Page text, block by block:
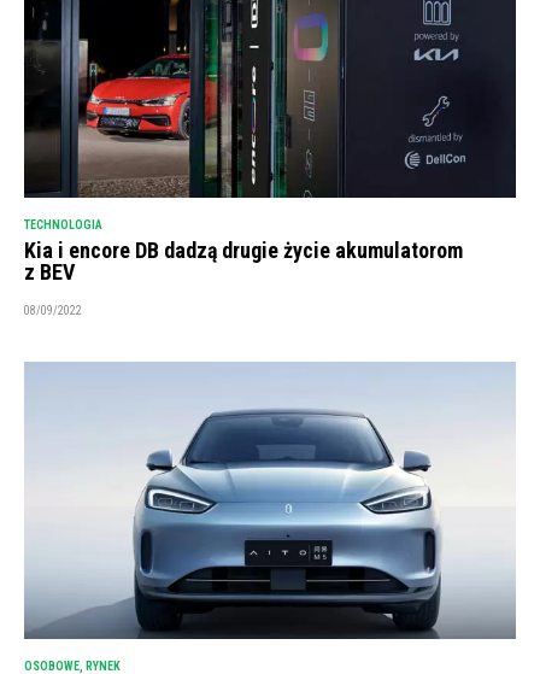
TECHNOLOGIA
Kia i encore DB dadzą drugie życie akumulatorom
z BEV
08/09/2022
OSOBOWE RYNEK